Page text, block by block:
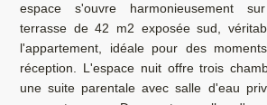
espace s'ouvre harmonieusement
terrasse de 42 m2 exposée sud,
l'appartement, idéale pour des
réception. L'espace nuit offre trois
une suite parentale avec salle d'eau